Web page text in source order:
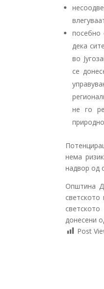
посебно
дека
во
се
не го
нема
надвор од
Општина
донесени
Post